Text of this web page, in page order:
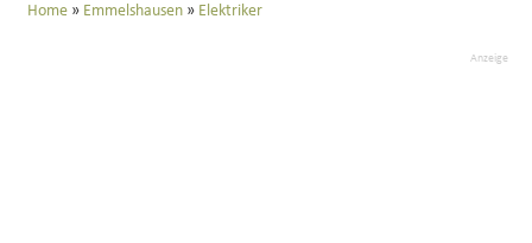
Home Emmelshausen Elektriker
Anzeige